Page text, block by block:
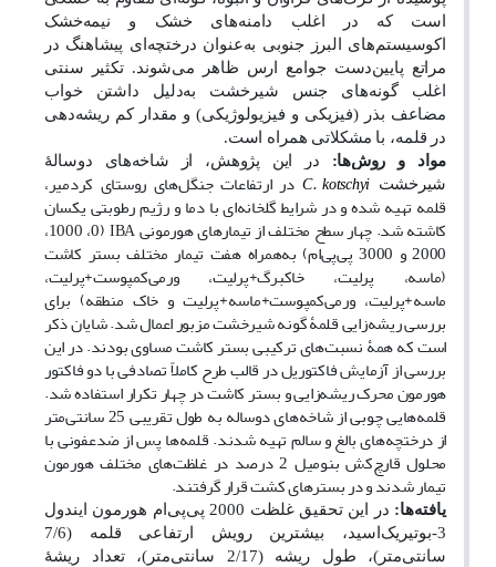
است که در اغلب دامنه‌های خشک و نیمه‌خشک
اکوسیستم‌های البرز جنوبی به‌عنوان درختچه‌ای پیشاهنگ در
مراتع پایین‌دست جوامع ارس ظاهر می‌شوند. تکثیر سنتی
اغلب گونه‌های جنس شیرخشت به‌دلیل داشتن خواب
مضاعف بذر (فیزیکی و فیزیولوژیکی) و مقدار کم ریشه‌دهی
در قلمه، با مشکلاتی همراه است.
مواد و روش‌ها: در این پژوهش، از شاخه‌های دوسالۀ
شیرخشت C. kotschyi در ارتفاعات جنگل‌های روستای کردمیر،
قلمه تهیه شده و در شرایط گلخانه‌ای با دما و رژیم رطوبتی یکسان
کاشته شد. چهار سطح مختلف از تیمارهای هورمونیIBA (0، 1000،
2000 و 3000 پی‌پی‌ام) به‌همراه هفت تیمار مختلف بستر کاشت
(ماسه، پرلیت، خاکبرگ+پرلیت، ورمی‌کمپوست+پرلیت،
ماسه+پرلیت، ورمی‌کمپوست+ماسه+پرلیت و خاک منطقه) برای
بررسی ریشه‌زایی قلمۀ گونه شیرخشت مزبور اعمال شد. شایان ذکر
است که همۀ نسبت‌های ترکیبی بستر کاشت مساوی بودند. در این
بررسی از آزمایش فاکتوریل در قالب طرح کاملاً تصادفی با دو فاکتور
هورمون محرک ریشه‌زایی و بستر کاشت در چهار تکرار استفاده شد.
قلمه‌هایی چوبی از شاخه‌های دوساله به طول تقریبی 25 سانتی‌متر
از درختچه‌های بالغ و سالم تهیه شدند. قلمه‌ها پس از ضدعفونی با
محلول قارچ‌کش بنومیل 2 درصد در غلظت‌های مختلف هورمون
تیمار شدند و در بسترهای کشت قرار گرفتند.
یافته‌ها:
در این تحقیق غلظت 2000 پی‌پی‌ام هورمون ایندول
3-بوتیریک‌اسید، بیشترین رویش ارتفاعی قلمه (7/6
سانتی‌متر)، طول ریشه (2/17 سانتی‌متر)، تعداد ریشۀ